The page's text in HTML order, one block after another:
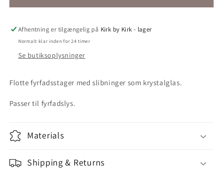
Ø7,5
Ø7,5
Afhentning er tilgængelig på Kirk by Kirk - lager
Normalt klar inden for 24 timer
Se butiksoplysninger
Flotte fyrfadsstager med slibninger som krystalglas.
Passer til fyrfadslys.
Materials
Shipping & Returns